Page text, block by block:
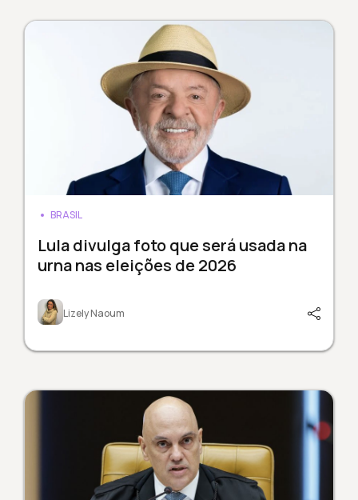
BRASIL
Lula divulga foto que será usada na
urna nas eleições de 2026
Lizely Naoum